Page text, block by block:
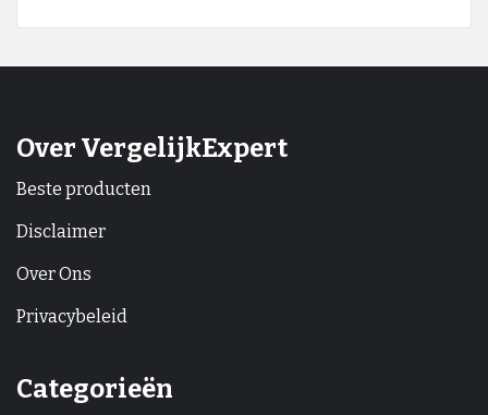
Over VergelijkExpert
Beste producten
Disclaimer
Over Ons
Privacybeleid
Categorieën